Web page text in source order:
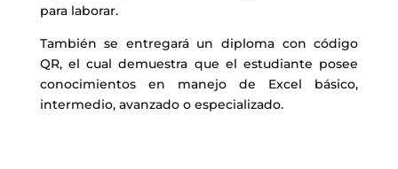
para laborar.
También se entregará un diploma con código
QR, el cual demuestra que el estudiante posee
conocimientos en manejo de Excel básico,
intermedio, avanzado o especializado.